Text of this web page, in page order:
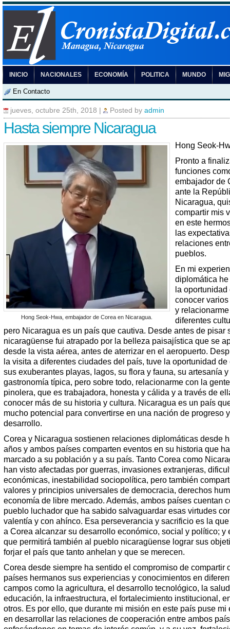
INICIO NACIONALES ECONOMÍA POLITICA MUNDO
En Contacto
jueves, octubre 25th, 2018 Posted by admin
Hasta siempre Nicaragua
Hong Seok-Hwa, embajador de Corea en Nicaragua.
Hong Seok-
Pronto a
funciones
embajador de
ante la
Nicaragua,
compartir mis
en este
las
relaciones
pueblos.
En mi
diplomática
la oportunidad
conocer
y
diferentes
pero Nicaragua es un país que cautiva. Desde antes de pisar
nicaragüense fui atrapado por la belleza paisajística que se
desde la vista aérea, antes de aterrizar en el aeropuerto.
la visita a diferentes ciudades del país, tuve la oportunidad de
sus exuberantes playas, lagos, su flora y fauna, su artesanía y
gastronomía típica, pero sobre todo, relacionarme con la gente
pinolera, que es trabajadora, honesta y cálida y a través de
conocer más de su historia y cultura. Nicaragua es un país
mucho potencial para convertirse en una nación de progreso y
desarrollo.
Corea y Nicaragua sostienen relaciones diplomáticas desde
años y ambos países comparten eventos en su historia que
marcado a su población y a su país. Tanto Corea como
han visto afectadas por guerras, invasiones extranjeras,
económicas, inestabilidad sociopolítica, pero también
valores y principios universales de democracia, derechos
economía de libre mercado. Además, ambos países cuentan
pueblo luchador que ha sabido salvaguardar esas virtudes
valentía y con ahínco. Esa perseverancia y sacrificio es la
a Corea alcanzar su desarrollo económico, social y político; y
que permitirá también al pueblo nicaragüense lograr sus
forjar el país que tanto anhelan y que se merecen.
Corea desde siempre ha sentido el compromiso de compartir
países hermanos sus experiencias y conocimientos en
campos como la agricultura, el desarrollo tecnológico, la
educación, la infraestructura, el fortalecimiento institucional,
otros. Es por ello, que durante mi misión en este país puse mi
en desarrollar las relaciones de cooperación entre ambos